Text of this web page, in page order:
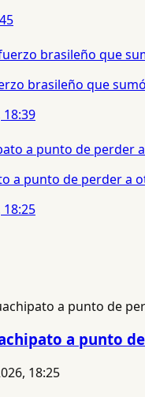
brasileño que
a punto de perder
a punto
18:25